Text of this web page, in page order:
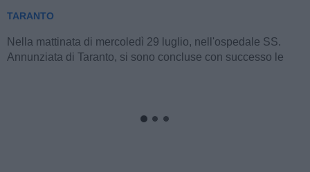
TARANTO
Nella sede operativa del Consorzio Global Fresh
Fruit (collocata al km 640+400 della Strada Statale 7 Appia,